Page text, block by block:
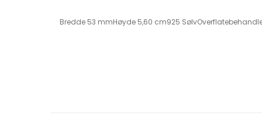
Bredde 53 mmHøyde 5,60 cm925